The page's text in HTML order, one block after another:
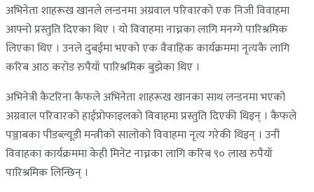
अभिनेता शाहरूख खानले लन्डनमा अग्रवाल परिवारको एक निजी विवाहमा
आफ्नो प्रस्तुति दिएका थिए । यो विवाहमा नाच्नका लागि मनग्गे पारिश्रमिक
लिएका थिए । उनले दुबईमा भएको एक वैवाहिक कार्यक्रममा नृत्यकै लागि
करिब आठ करोड रुपैयाँ पारिश्रमिक बुझेका थिए ।
अभिनेत्री कैटरिना कैफले अभिनेता शाहरूख खानका साथ लन्डनमा भएको
अग्रवाल परिवारको हाईप्रोफाइलको विवाहमा प्रस्तुति दिएकी थिइन् । कैफले
पञ्जाबका पीडब्ल्यूडी मन्त्रीको सालोको विवाहमा नृत्य गरेकी थिइन् । उनी
विवाहका कार्यक्रममा केही मिनेट नाच्नका लागि करिब ९० लाख रुपैयाँ
पारिश्रमिक लिन्छिन् ।